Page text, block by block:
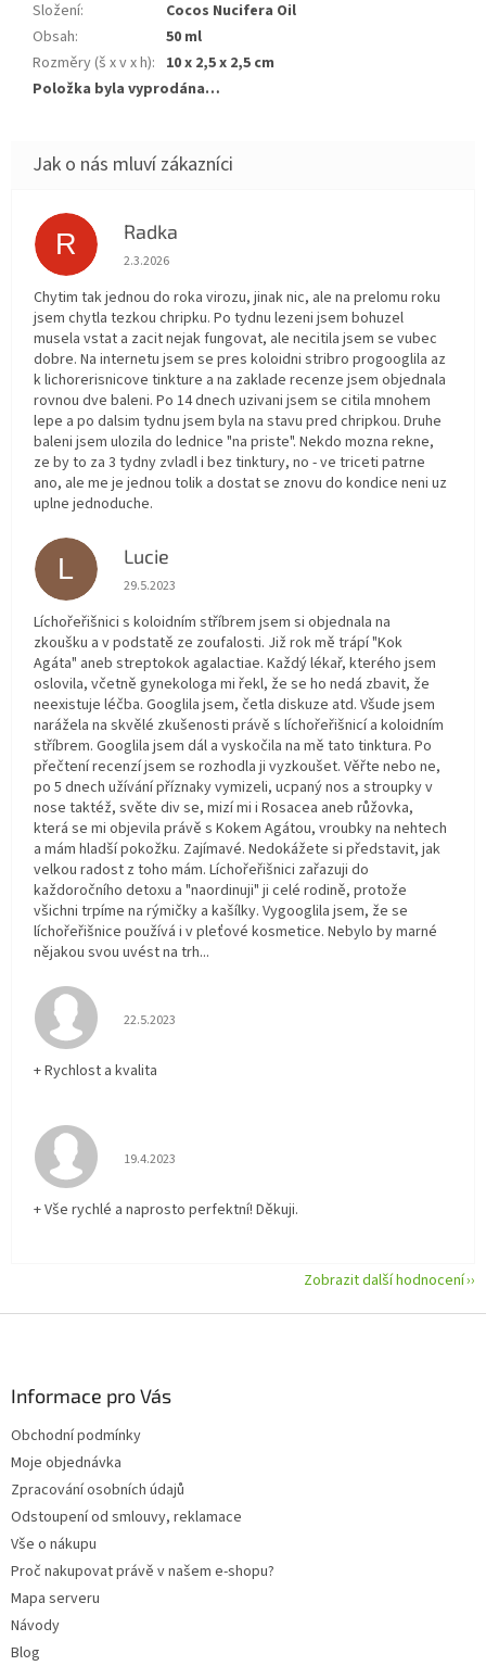
Složení:
Cocos Nucifera Oil
Obsah:
50 ml
Rozměry (š x v x h): 10 x 2,5 x 2,5 cm
Položka byla vyprodána…
R Radka
Hodnocení obchodu je 5 z 5 hvězdiček.
2.3.2026
Chytim tak jednou do roka virozu, jinak nic, ale na prelomu roku
jsem chytla tezkou chripku. Po tydnu lezeni jsem bohuzel
musela vstat a zacit nejak fungovat, ale necitila jsem se vubec
dobre. Na internetu jsem se pres koloidni stribro progooglila az
k lichorerisnicove tinkture a na zaklade recenze jsem objednala
rovnou dve baleni. Po 14 dnech uzivani jsem se citila mnohem
lepe a po dalsim tydnu jsem byla na stavu pred chripkou. Druhe
baleni jsem ulozila do lednice "na priste". Nekdo mozna rekne,
ze by to za 3 tydny zvladl i bez tinktury, no - ve triceti patrne
ano, ale me je jednou tolik a dostat se znovu do kondice neni uz
uplne jednoduche.
L Lucie
Hodnocení obchodu je 5 z 5 hvězdiček.
29.5.2023
Líchořeřišnici s koloidním stříbrem jsem si objednala na
zkoušku a v podstatě ze zoufalosti. Již rok mě trápí "Kok
Agáta" aneb streptokok agalactiae. Každý lékař, kterého jsem
oslovila, včetně gynekologa mi řekl, že se ho nedá zbavit, že
neexistuje léčba. Googlila jsem, četla diskuze atd. Všude jsem
narážela na skvělé zkušenosti právě s líchořeřišnicí a koloidním
stříbrem. Googlila jsem dál a vyskočila na mě tato tinktura. Po
přečtení recenzí jsem se rozhodla ji vyzkoušet. Věřte nebo ne,
po 5 dnech užívání příznaky vymizeli, ucpaný nos a stroupky v
nose taktéž, světe div se, mizí mi i Rosacea aneb růžovka,
která se mi objevila právě s Kokem Agátou, vroubky na nehtech
a mám hladší pokožku. Zajímavé. Nedokážete si představit, jak
velkou radost z toho mám. Líchořeřišnici zařazuji do
každoročního detoxu a "naordinuji" ji celé rodině, protože
všichni trpíme na rýmičky a kašílky. Vygooglila jsem, že se
líchořeřišnice používá i v pleťové kosmetice. Nebylo by marné
nějakou svou uvést na trh...
Hodnocení obchodu je 5 z 5 hvězdiček.
22.5.2023
+ Rychlost a kvalita
Hodnocení obchodu je 5 z 5 hvězdiček.
19.4.2023
+ Vše rychlé a naprosto perfektní! Děkuji.
Zobrazit další hodnocení
Informace pro Vás
Obchodní podmínky
Moje objednávka
Zpracování osobních údajů
Odstoupení od smlouvy, reklamace
Vše o nákupu
Proč nakupovat právě v našem e-shopu?
Mapa serveru
Návody
Blog